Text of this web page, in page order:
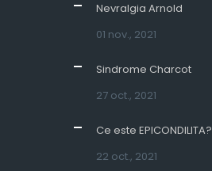
Nevralgia Arnold
01 nov., 2021
Sindrome Charcot
27 oct., 2021
Ce este EPICONDILITA?
22 oct., 2021